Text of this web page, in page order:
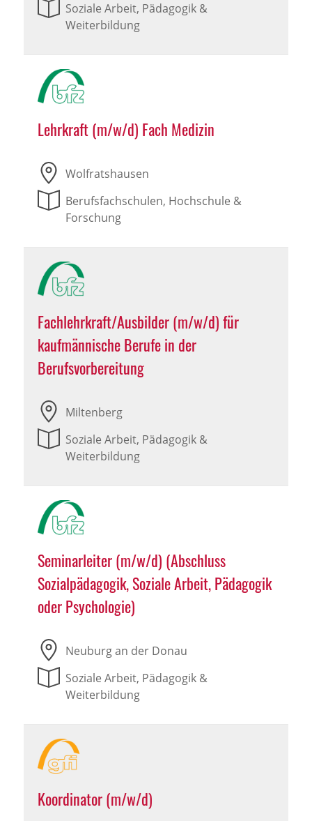
Soziale Arbeit, Pädagogik &
Weiterbildung
Lehrkraft (m/w/d) Fach Medizin
Wolfratshausen
Berufsfachschulen, Hochschule &
Forschung
Fachlehrkraft/Ausbilder (m/w/d) für
kaufmännische Berufe in der
Berufsvorbereitung
Miltenberg
Soziale Arbeit, Pädagogik &
Weiterbildung
Seminarleiter (m/w/d) (Abschluss
Sozialpädagogik, Soziale Arbeit, Pädagogik
oder Psychologie)
Neuburg an der Donau
Soziale Arbeit, Pädagogik &
Weiterbildung
Koordinator (m/w/d)